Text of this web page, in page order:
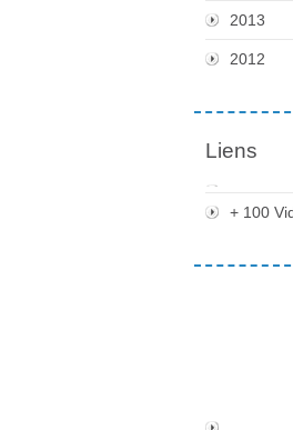
2013
2012
Liens
+ 100